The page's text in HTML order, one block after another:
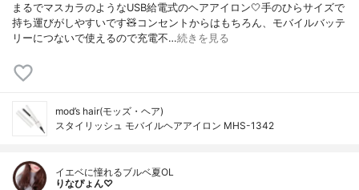
まるでマスカラのようなUSB給電式のヘアアイロン🤍手のひらサイズで
持ち運びがしやすいです🧸コンセントからはもちろん、モバイルバッテ
リーにつないで使えるので充電不…続きを見る
mod’s hair(モッズ・ヘア)
スタイリッシュ モバイルヘアアイロン MHS-1342
イエベに憧れるブルベ夏OL
りなぴょん♡